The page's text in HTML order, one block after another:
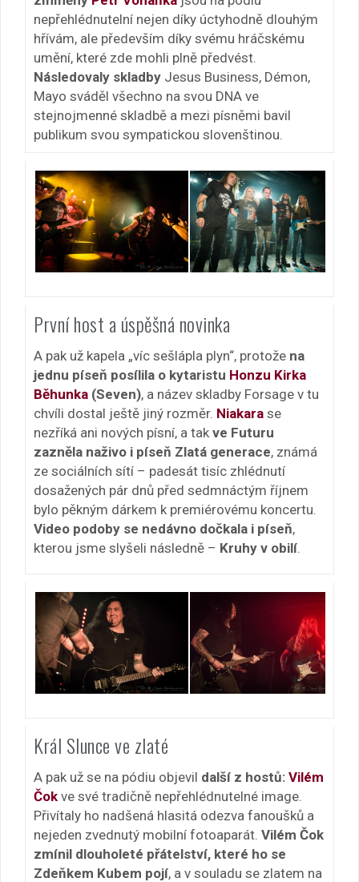
nepřehlédnutelní nejen díky úctyhodně dlouhým
hřívám, ale především díky svému hráčskému
umění, které zde mohli plně předvést.
Následovaly skladby Jesus Business, Démon,
Mayo sváděl všechno na svou DNA ve
stejnojmenné skladbě a mezi písněmi bavil
publikum svou sympatickou slovenštinou.
První host a úspěšná novinka
A pak už kapela „víc sešlápla plyn“, protože na
jednu píseň posílila o kytaristu Honzu Kirka
Běhunka (Seven), a název skladby Forsage v tu
chvíli dostal ještě jiný rozměr. Niakara se
nezříká ani nových písní, a tak ve Futuru
zazněla naživo i píseň Zlatá generace, známá
ze sociálních sítí – padesát tisíc zhlédnutí
dosažených pár dnů před sedmnáctým říjnem
bylo pěkným dárkem k premiérovému koncertu.
Video podoby se nedávno dočkala i píseň,
kterou jsme slyšeli následně – Kruhy v obilí
Král Slunce ve zlaté
A pak už se na pódiu objevil další z hostů: Vilém
Čok ve své tradičně nepřehlédnutelné image.
Přivítaly ho nadšená hlasitá odezva fanoušků a
nejeden zvednutý mobilní fotoaparát. Vilém Čok
zmínil dlouholeté přátelství, které ho se
Zdeňkem Kubem pojí, a v souladu se zlatem na